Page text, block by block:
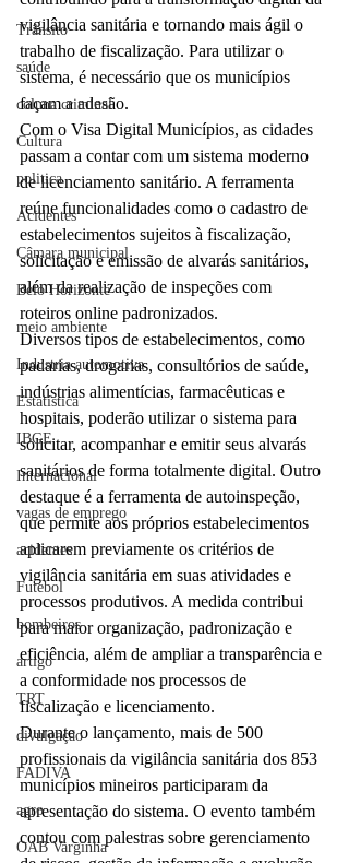
Trânsito
saúde
coluna criminal
Cultura
politica
Acidentes
Câmara municipal
Belo Horizonte
meio ambiente
Industria automotiva
Estatística
IBGE
Internacional
vagas de emprego
acidentes
Futebol
bombeiros
artigo
TRT
divulgação
FADIVA
agro
OAB Varginha
vigilância sanitária e tornando mais ágil o
trabalho de fiscalização. Para utilizar o
sistema, é necessário que os municípios
façam a adesão.
Com o Visa Digital Municípios, as cidades
passam a contar com um sistema moderno
de licenciamento sanitário. A ferramenta
reúne funcionalidades como o cadastro de
estabelecimentos sujeitos à fiscalização,
solicitação e emissão de alvarás sanitários,
além da realização de inspeções com
roteiros online padronizados.
Diversos tipos de estabelecimentos, como
padarias, drogarias, consultórios de saúde,
indústrias alimentícias, farmacêuticas e
hospitais, poderão utilizar o sistema para
solicitar, acompanhar e emitir seus alvarás
sanitários de forma totalmente digital. Outro
destaque é a ferramenta de autoinspeção,
que permite aos próprios estabelecimentos
aplicarem previamente os critérios de
vigilância sanitária em suas atividades e
processos produtivos. A medida contribui
para maior organização, padronização e
eficiência, além de ampliar a transparência e
a conformidade nos processos de
fiscalização e licenciamento.
Durante o lançamento, mais de 500
profissionais da vigilância sanitária dos 853
municípios mineiros participaram da
apresentação do sistema. O evento também
contou com palestras sobre gerenciamento